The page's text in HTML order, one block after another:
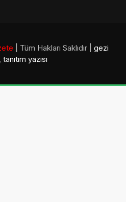
| Tüm Hakları Saklıdır | gezi
, tanıtım yazısı